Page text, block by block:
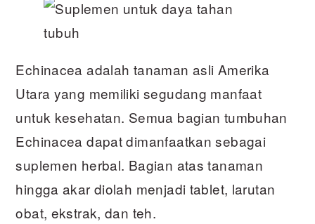
Echinacea adalah tanaman asli Amerika
Utara yang memiliki segudang manfaat
untuk kesehatan. Semua bagian tumbuhan
Echinacea dapat dimanfaatkan sebagai
suplemen herbal. Bagian atas tanaman
hingga akar diolah menjadi tablet, larutan
obat, ekstrak, dan teh.